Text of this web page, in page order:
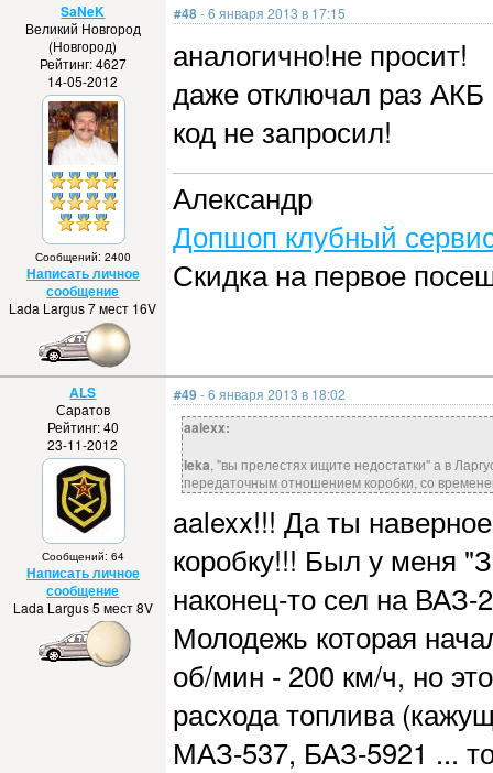
SaNeK
Великий Новгород
(Новгород)
Рейтинг: 4627
14-05-2012
Сообщений: 2400
Написать личное
сообщение
Lada Largus 7 мест 16V
#48- 6 января 2013 в 17:15
аналогично!не просит!
даже отключал раз АКБ
код не запросил!
Александр
Допшоп клубный
Скидка на первое
ALS
Саратов
Рейтинг: 40
23-11-2012
Сообщений: 64
Написать личное
сообщение
Lada Largus 5 мест 8V
#49- 6 января 2013 в 18:02
aalexx:
leka, "вы прелестях ищите недостатки" а в
передаточным отношением коробки, со
aalexx!!! Да ты
коробку!!! Был у меня
наконец-то сел на
Молодежь которая
об/мин - 200 км/ч, но
расхода топлива
МАЗ-537, БАЗ-5921 ...